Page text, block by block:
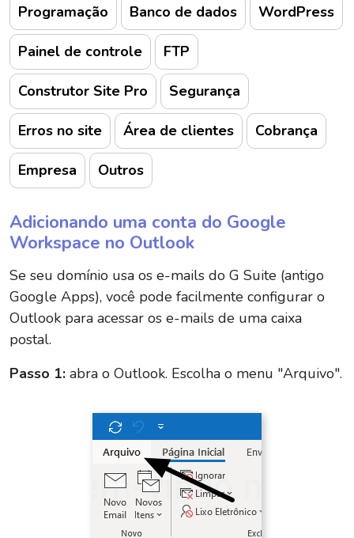
Programação Banco de dados WordPress
Painel de controle FTP
Construtor Site Pro Segurança
Erros no site Área de clientes Cobrança
Empresa Outros
Adicionando uma conta do Google
Workspace no Outlook
Se seu domínio usa os e-mails do G Suite (antigo
Google Apps), você pode facilmente configurar o
Outlook para acessar os e-mails de uma caixa
postal.
Passo 1: abra o Outlook. Escolha o menu "Arquivo".